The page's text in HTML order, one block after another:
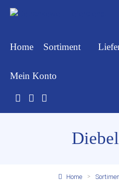
Home Sortiment
Mein Konto
Home